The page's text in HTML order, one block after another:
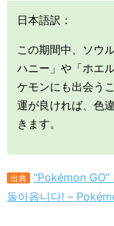
日本語訳：
この期間中、ソウ
ハニー」や「ホエ
ケモンにも出会う
運が良ければ、色
きます。
出典
“Pokémon GO”
돌아옵니다! –